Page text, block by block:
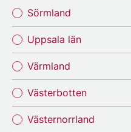
Sörmland
Uppsala län
Värmland
Västerbotten
Västernorrland